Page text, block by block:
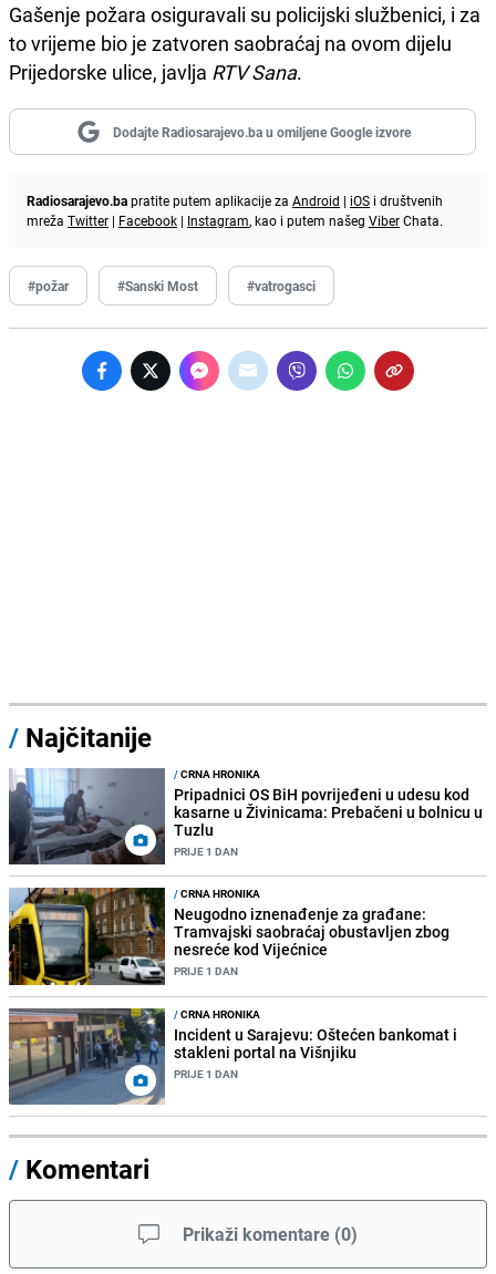
Gašenje požara osiguravali su policijski službenici, i za
to vrijeme bio je zatvoren saobraćaj na ovom dijelu
Prijedorske ulice, javlja RTV Sana.
Dodajte Radiosarajevo.ba u omiljene Google izvore
Radiosarajevo.bapratite putem aplikacije za Android | iOS i društvenih
mreža Twitter | Facebook | Instagram, kao i putem našeg ViberChata.
#požar #Sanski Most #vatrogasci
/ Najčitanije
/CRNA HRONIKA
Pripadnici OS BiH povrijeđeni u udesu kod
kasarne u Živinicama: Prebačeni u bolnicu u
Tuzlu
PRIJE 1 DAN
/CRNA HRONIKA
Neugodno iznenađenje za građane:
Tramvajski saobraćaj obustavljen zbog
nesreće kod Vijećnice
PRIJE 1 DAN
/CRNA HRONIKA
Incident u Sarajevu: Oštećen bankomat i
stakleni portal na Višnjiku
PRIJE 1 DAN
/ Komentari
Prikaži komentare (0)